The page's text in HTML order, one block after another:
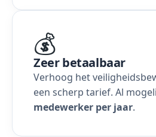
💰
Zeer betaalbaar
Verhoog het
een scherp tarief. Al
medewerker per jaar.